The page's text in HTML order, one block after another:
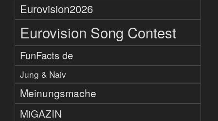
Eurovision2026
Eurovision Song Contest
FunFacts de
Jung & Naiv
Meinungsmache
MiGAZIN